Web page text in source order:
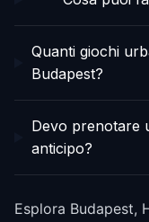
Quanti giochi
Budapest?
Devo prenotare
anticipo?
Esplora Budapest,